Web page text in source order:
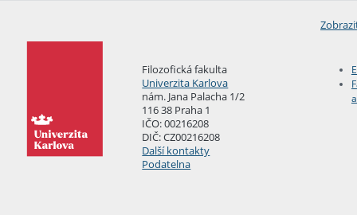
Filozofická fakulta
Univerzita Karlova
nám. Jana Palacha 1/2
116 38 Praha 1
IČO: 00216208
DIČ: CZ00216208
Další kontakty
Podatelna